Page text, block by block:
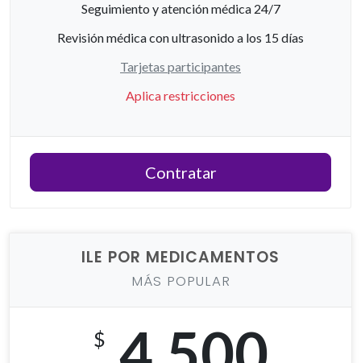
Seguimiento y atención médica 24/7
Revisión médica con ultrasonido a los 15 días
Tarjetas participantes
Aplica restricciones
Contratar
ILE POR MEDICAMENTOS
MÁS POPULAR
$